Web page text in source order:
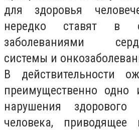
для здоровья
нередко ставят
заболеваниями
системы и
В действительности
преимущественно одно
нарушения
человека,